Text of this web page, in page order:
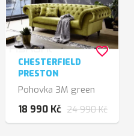
CHESTERFIELD
PRESTON
Pohovka 3M green
18 990 Kč 24 990 Kč
favorite_border